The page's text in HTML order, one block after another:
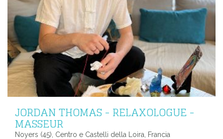
JORDAN THOMAS - RELAXOLOGUE -
MASSEUR
Noyers (45), Centro e Castelli della Loira, Francia